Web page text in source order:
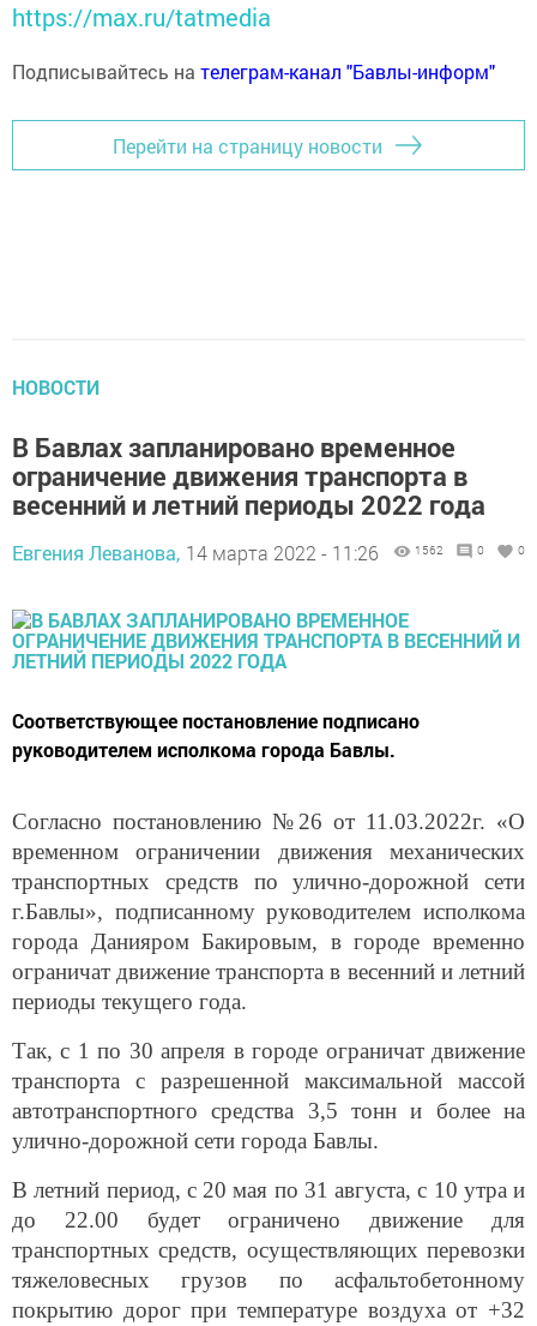
https://max.ru/tatmedia
Подписывайтесь на телеграм-канал "Бавлы-информ"
Перейти на страницу новости
НОВОСТИ
В Бавлах запланировано временное
ограничение движения транспорта в
весенний и летний периоды 2022 года
Евгения Леванова, 14 марта 2022 - 11:26 1562 0 0
Соответствующее постановление подписано
руководителем исполкома города Бавлы.
Согласно постановлению №26 от 11.03.2022г. «О
временном ограничении движения механических
транспортных средств по улично-дорожной сети
г.Бавлы», подписанному руководителем исполкома
города Данияром Бакировым, в городе временно
ограничат движение транспорта в весенний и летний
периоды текущего года.
Так, с 1 по 30 апреля в городе ограничат движение
транспорта с разрешенной максимальной массой
автотранспортного средства 3,5 тонн и более на
улично-дорожной сети города Бавлы.
В летний период, с 20 мая по 31 августа, с 10 утра и
до 22.00 будет ограничено движение для
транспортных средств, осуществляющих перевозки
тяжеловесных грузов по асфальтобетонному
покрытию дорог при температуре воздуха от +32